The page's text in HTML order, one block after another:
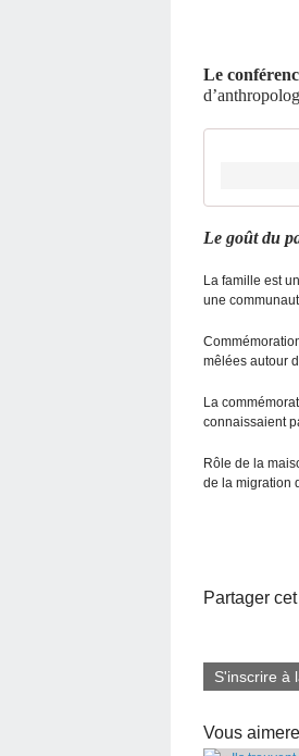
Le
Le goût du
La famille est
une
mêlées autour
La
connaissaient
Rôle de la
de la migration
Partager
S'inscrire à
Vous